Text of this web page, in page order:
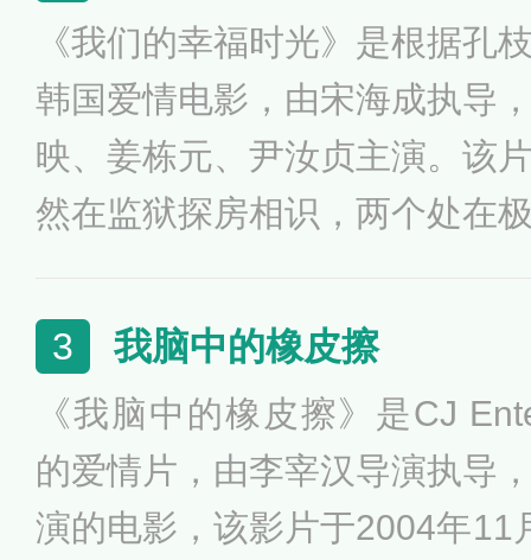
《我们的幸福时光》是根据孔
韩国爱情电影，由宋海成执导
映、姜栋元、尹汝贞主演。该
然在监狱探房相识，两个处在
摇曳的两盏烛火，互相照亮温
身上获得重新面对人生的希望
像列车一样开往终点，他们的
该片于2006年9月14日在韩国
3 我脑中的橡皮擦
《我脑中的橡皮擦》是CJ
的爱情片，由李宰汉导演执导
演的电影，该影片于2004年11